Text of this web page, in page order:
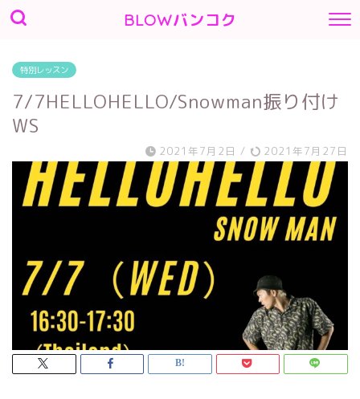
BLOWバンコク
特別レッスン
7/7HELLOHELLO/Snowman振り付け
WS
2021年7月2日 / 2021年7月27日